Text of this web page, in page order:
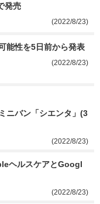
発売
(2022/8/23)
能性を5日前から発表
(2022/8/23)
ニバン「シエンタ」(3
(2022/8/23)
ヘルスケアとGoogl
(2022/8/23)